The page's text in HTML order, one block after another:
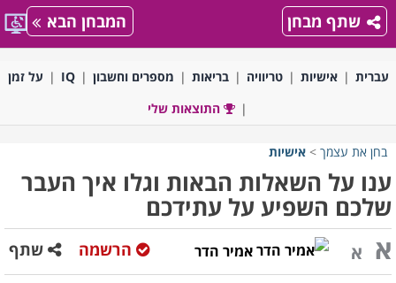
שתף מבחן המבחן הבא
עברית אישיות טריוויה בריאות מספרים וחשבון IQ
על זמן
התוצאות שלי
בחן את עצמך > אישיות
ענו על השאלות הבאות וגלו איך העבר
שלכם השפיע על עתידכם
א א אמיר הדר שתף הרשמה